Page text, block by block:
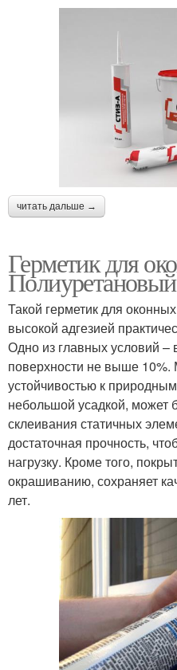
читать дальше →
Герметик для
Полиуретановый
Такой герметик для
высокой адгезией
Одно из главных условий –
поверхности не выше
устойчивостью к
небольшой усадкой, может
склеивания статичных
достаточная прочность,
нагрузку. Кроме того,
окрашиванию, сохраняет
лет.